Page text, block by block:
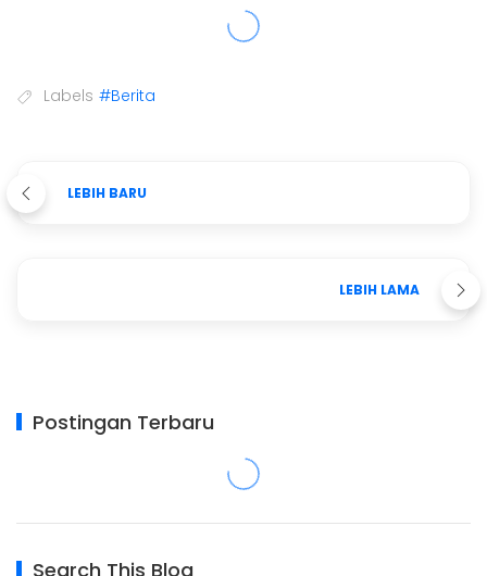
Labels #Berita
LEBIH BARU
LEBIH LAMA
Postingan Terbaru
Search This Blog